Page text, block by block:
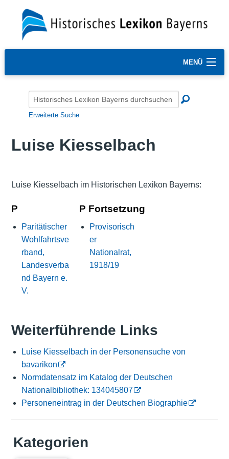
MENÜ
Erweiterte Suche
Luise Kiesselbach
Luise Kiesselbach im Historischen Lexikon Bayerns:
P
Paritätischer
Wohlfahrtsve
rband,
Landesverba
nd Bayern e.
V.
P Fortsetzung
Provisorisch
er
Nationalrat,
1918/19
Weiterführende Links
Luise Kiesselbach in der Personensuche von
bavarikon
Normdatensatz im Katalog der Deutschen
Nationalbibliothek: 134045807
Personeneintrag in der Deutschen Biographie
Kategorien